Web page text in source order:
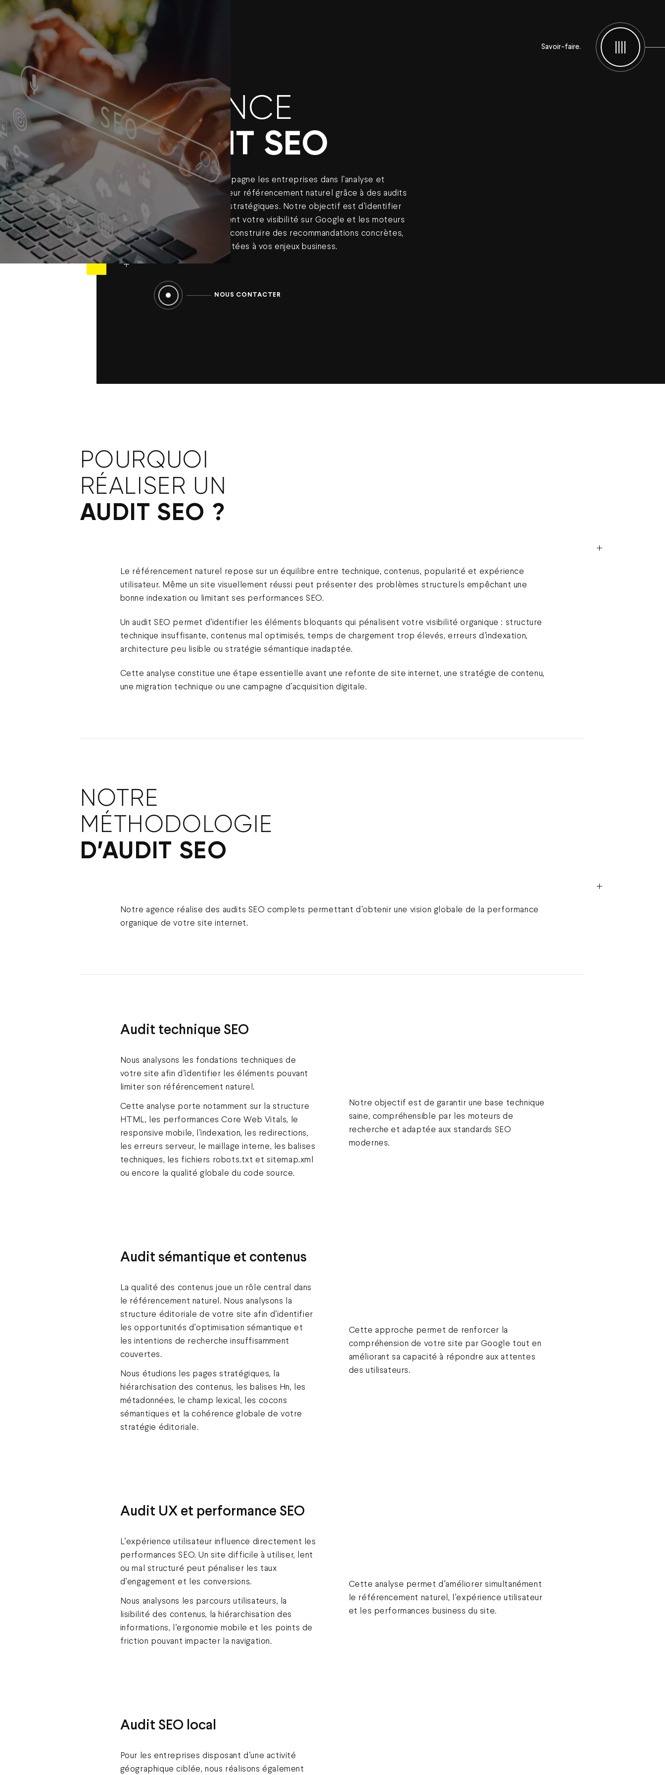
Menu
AGENCE
AUDIT SEO
Bien-Fondé accompagne les entreprises dans l’analyse et
l’optimisation de leur référencement naturel grâce à des audits
SEO complets et stratégiques. Notre objectif est d’identifier
les freins qui limitent votre visibilité sur Google et les moteurs
génératifs afin de construire des recommandations concrètes,
priorisées et adaptées à vos enjeux business.
NOUS CONTACTER
Savoir-faire.
POURQUOI
RÉALISER UN
AUDIT SEO ?
Le référencement naturel repose sur un équilibre entre technique, contenus, popularité et expérience
utilisateur. Même un site visuellement réussi peut présenter des problèmes structurels empêchant une
bonne indexation ou limitant ses performances SEO.
Un audit SEO permet d’identifier les éléments bloquants qui pénalisent votre visibilité organique : structure
technique insuffisante, contenus mal optimisés, temps de chargement trop élevés, erreurs d’indexation,
architecture peu lisible ou stratégie sémantique inadaptée.
Cette analyse constitue une étape essentielle avant une refonte de site internet, une stratégie de contenu,
une migration technique ou une campagne d’acquisition digitale.
NOTRE
MÉTHODOLOGIE
D’AUDIT SEO
Notre agence réalise des audits SEO complets permettant d’obtenir une vision globale de la performance
organique de votre site internet.
Audit technique SEO
Nous analysons les fondations techniques de
votre site afin d’identifier les éléments pouvant
limiter son référencement naturel.
Cette analyse porte notamment sur la structure
HTML, les performances Core Web Vitals, le
responsive mobile, l’indexation, les redirections,
les erreurs serveur, le maillage interne, les balises
techniques, les fichiers robots.txt et sitemap.xml
ou encore la qualité globale du code source.
Notre objectif est de garantir une base technique
saine, compréhensible par les moteurs de
recherche et adaptée aux standards SEO
modernes.
Audit sémantique et contenus
La qualité des contenus joue un rôle central dans
le référencement naturel. Nous analysons la
structure éditoriale de votre site afin d’identifier
les opportunités d’optimisation sémantique et
les intentions de recherche insuffisamment
couvertes.
Nous étudions les pages stratégiques, la
hiérarchisation des contenus, les balises Hn, les
métadonnées, le champ lexical, les cocons
sémantiques et la cohérence globale de votre
stratégie éditoriale.
Cette approche permet de renforcer la
compréhension de votre site par Google tout en
améliorant sa capacité à répondre aux attentes
des utilisateurs.
Audit UX et performance SEO
L’expérience utilisateur influence directement les
performances SEO. Un site difficile à utiliser, lent
ou mal structuré peut pénaliser les taux
d’engagement et les conversions.
Nous analysons les parcours utilisateurs, la
lisibilité des contenus, la hiérarchisation des
informations, l’ergonomie mobile et les points de
friction pouvant impacter la navigation.
Cette analyse permet d’améliorer simultanément
le référencement naturel, l’expérience utilisateur
et les performances business du site.
Audit SEO local
Pour les entreprises disposant d’une activité
géographique ciblée, nous réalisons également